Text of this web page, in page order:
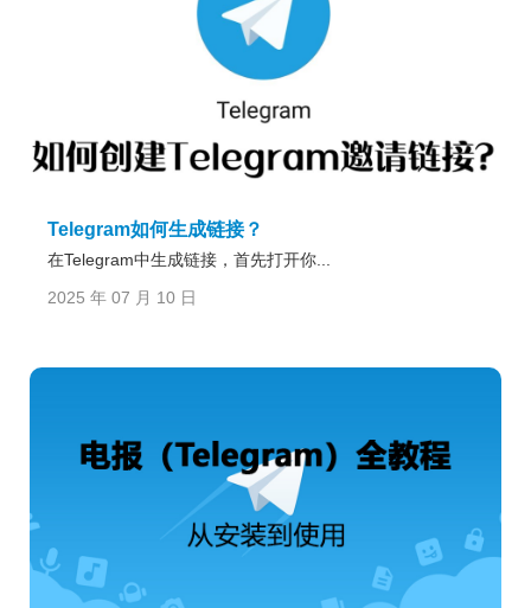
Telegram如何生成链接？
在Telegram中生成链接，首先打开你...
2025 年 07 月 10 日